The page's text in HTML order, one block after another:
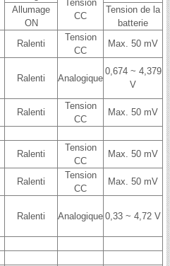
Tension
CC
Allumage
ON
Tension de la
batterie
Ralenti
Tension
CC
Max. 50 mV
Ralenti Analogique
0,674 ~ 4,379
V
Ralenti
Tension
CC
Max. 50 mV
Ralenti
Tension
CC
Max. 50 mV
Ralenti
Tension
CC
Max. 50 mV
Ralenti Analogique 0,33 ~ 4,72 V